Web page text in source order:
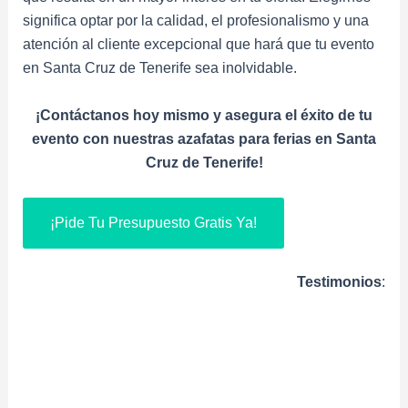
significa optar por la calidad, el profesionalismo y una
atención al cliente excepcional que hará que tu evento
en Santa Cruz de Tenerife sea inolvidable.
¡Contáctanos hoy mismo y asegura el éxito de tu
evento con nuestras azafatas para ferias en Santa
Cruz de Tenerife!
¡Pide Tu Presupuesto Gratis Ya!
Testimonios: